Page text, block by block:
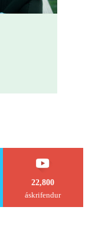
22,800
áskrifendur